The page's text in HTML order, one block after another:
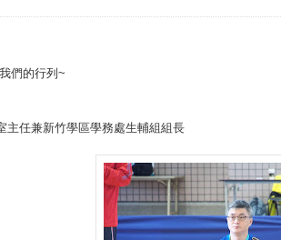
們的行列~
主任兼新竹學區學務處生輔組組長